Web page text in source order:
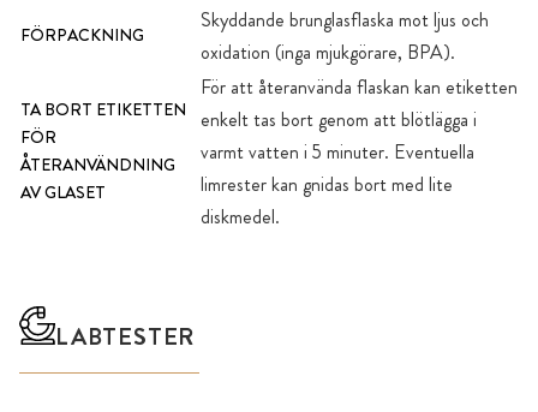
FÖRPACKNING
Skyddande brunglasflaska mot ljus och
oxidation (inga mjukgörare, BPA).
TA BORT ETIKETTEN
FÖR
ÅTERANVÄNDNING
AV GLASET
För att återanvända flaskan kan etiketten
enkelt tas bort genom att blötlägga i
varmt vatten i 5 minuter. Eventuella
limrester kan gnidas bort med lite
diskmedel.
LABTESTER